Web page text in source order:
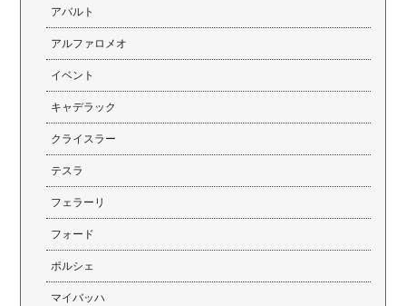
アバルト
アルファロメオ
イベント
キャデラック
クライスラー
テスラ
フェラーリ
フォード
ポルシェ
マイバッハ